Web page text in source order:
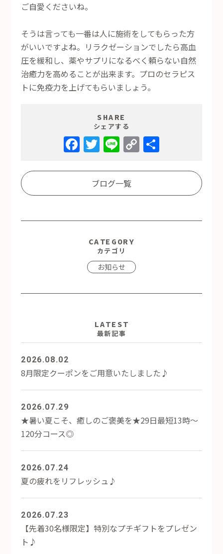
ご自愛くださいね。
そうは言っても一番は人に施術をしてもらった方
がいいですよね。リラクゼーションでしたら高血
圧を緩和し、薬やサプリになるべく頼らない自然
治癒力を高めることが出来ます。プロのセラピス
トに免疫力を上げてもらいましょう。
SHARE
シェアする
Facebook
Twitter
LineCopy
Link
ブログ一覧
CATEGORY
カテゴリ
お知らせ
LATEST
最新記事
2026.08.02
8月限定クーポンをご用意いたしました♪
2026.07.29
★暑い夏こそ、癒しのご褒美を★29日最短13時～
120分コース◎
2026.07.24
夏の疲れをリフレッシュ♪
2026.07.23
【先着30名様限定】特別なプチギフトをプレゼン
ト♪